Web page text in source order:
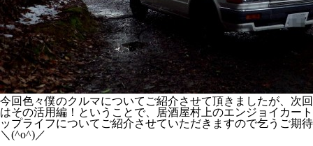
今回色々僕のクルマについてご紹介させて頂きましたが、次回
はその活用編！ということで、居酒屋村上のエンジョイカート
ップライフについてご紹介させていただきますので乞うご期待
＼(^o^)／